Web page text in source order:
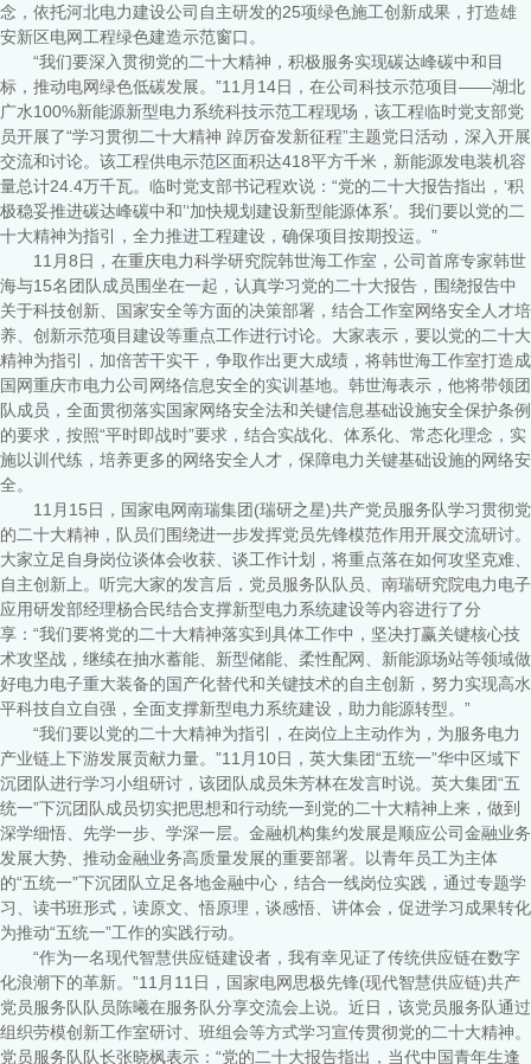
念，依托河北电力建设公司自主研发的25项绿色施工创新成果，打造雄
安新区电网工程绿色建造示范窗口。
“我们要深入贯彻党的二十大精神，积极服务实现碳达峰碳中和目
标，推动电网绿色低碳发展。”11月14日，在公司科技示范项目——湖北
广水100%新能源新型电力系统科技示范工程现场，该工程临时党支部党
员开展了“学习贯彻二十大精神 踔厉奋发新征程”主题党日活动，深入开展
交流和讨论。该工程供电示范区面积达418平方千米，新能源发电装机容
量总计24.4万千瓦。临时党支部书记程欢说：“党的二十大报告指出，‘积
极稳妥推进碳达峰碳中和’‘加快规划建设新型能源体系’。我们要以党的二
十大精神为指引，全力推进工程建设，确保项目按期投运。”
11月8日，在重庆电力科学研究院韩世海工作室，公司首席专家韩世
海与15名团队成员围坐在一起，认真学习党的二十大报告，围绕报告中
关于科技创新、国家安全等方面的决策部署，结合工作室网络安全人才培
养、创新示范项目建设等重点工作进行讨论。大家表示，要以党的二十大
精神为指引，加倍苦干实干，争取作出更大成绩，将韩世海工作室打造成
国网重庆市电力公司网络信息安全的实训基地。韩世海表示，他将带领团
队成员，全面贯彻落实国家网络安全法和关键信息基础设施安全保护条例
的要求，按照“平时即战时”要求，结合实战化、体系化、常态化理念，实
施以训代练，培养更多的网络安全人才，保障电力关键基础设施的网络安
全。
11月15日，国家电网南瑞集团(瑞研之星)共产党员服务队学习贯彻党
的二十大精神，队员们围绕进一步发挥党员先锋模范作用开展交流研讨。
大家立足自身岗位谈体会收获、谈工作计划，将重点落在如何攻坚克难、
自主创新上。听完大家的发言后，党员服务队队员、南瑞研究院电力电子
应用研发部经理杨合民结合支撑新型电力系统建设等内容进行了分
享：“我们要将党的二十大精神落实到具体工作中，坚决打赢关键核心技
术攻坚战，继续在抽水蓄能、新型储能、柔性配网、新能源场站等领域做
好电力电子重大装备的国产化替代和关键技术的自主创新，努力实现高水
平科技自立自强，全面支撑新型电力系统建设，助力能源转型。”
“我们要以党的二十大精神为指引，在岗位上主动作为，为服务电力
产业链上下游发展贡献力量。”11月10日，英大集团“五统一”华中区域下
沉团队进行学习小组研讨，该团队成员朱芳林在发言时说。英大集团“五
统一”下沉团队成员切实把思想和行动统一到党的二十大精神上来，做到
深学细悟、先学一步、学深一层。金融机构集约发展是顺应公司金融业务
发展大势、推动金融业务高质量发展的重要部署。以青年员工为主体
的“五统一”下沉团队立足各地金融中心，结合一线岗位实践，通过专题学
习、读书班形式，读原文、悟原理，谈感悟、讲体会，促进学习成果转化
为推动“五统一”工作的实践行动。
“作为一名现代智慧供应链建设者，我有幸见证了传统供应链在数字
化浪潮下的革新。”11月11日，国家电网思极先锋(现代智慧供应链)共产
党员服务队队员陈曦在服务队分享交流会上说。近日，该党员服务队通过
组织劳模创新工作室研讨、班组会等方式学习宣传贯彻党的二十大精神。
党员服务队队长张晓枫表示：“党的二十大报告指出，当代中国青年生逢